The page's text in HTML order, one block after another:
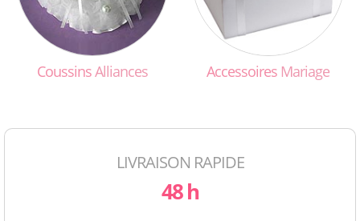
CoussinsAlliances Accessoires Mariage
LIVRAISON RAPIDE
48 h